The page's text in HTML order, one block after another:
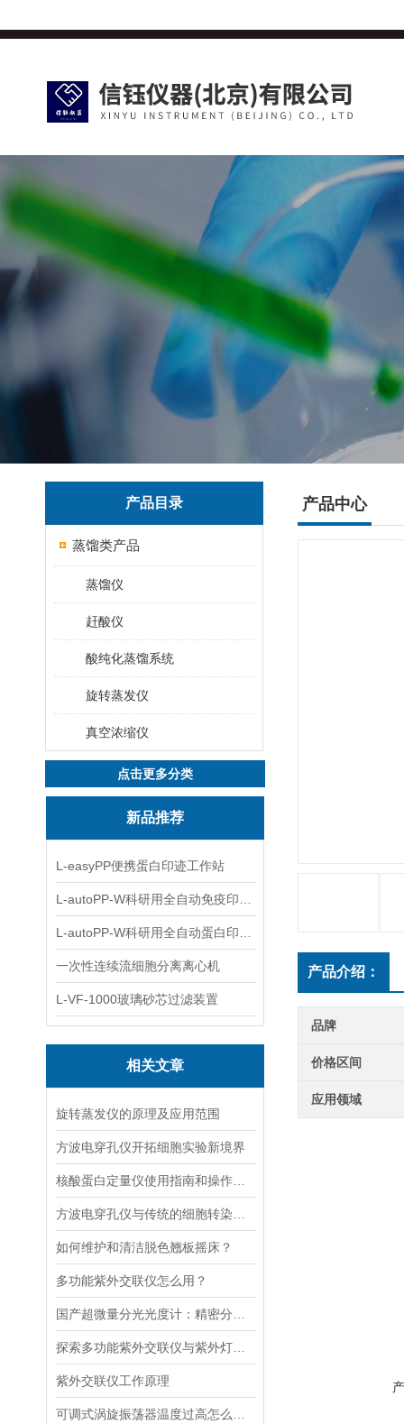
产品目录
蒸馏类产品
蒸馏仪
赶酸仪
酸纯化蒸馏系统
旋转蒸发仪
真空浓缩仪
点击更多分类
新品推荐
L-easyPP便携蛋白印迹工作站
一次性连续流细胞分离离心机
L-VF-1000玻璃砂芯过滤装置
相关文章
旋转蒸发仪的原理及应用范围
方波电穿孔仪开拓细胞实验新境界
如何维护和清洁脱色翘板摇床？
多功能紫外交联仪怎么用？
紫外交联仪工作原理
产品中心
产品介绍：
品牌
价格区间
应用领域